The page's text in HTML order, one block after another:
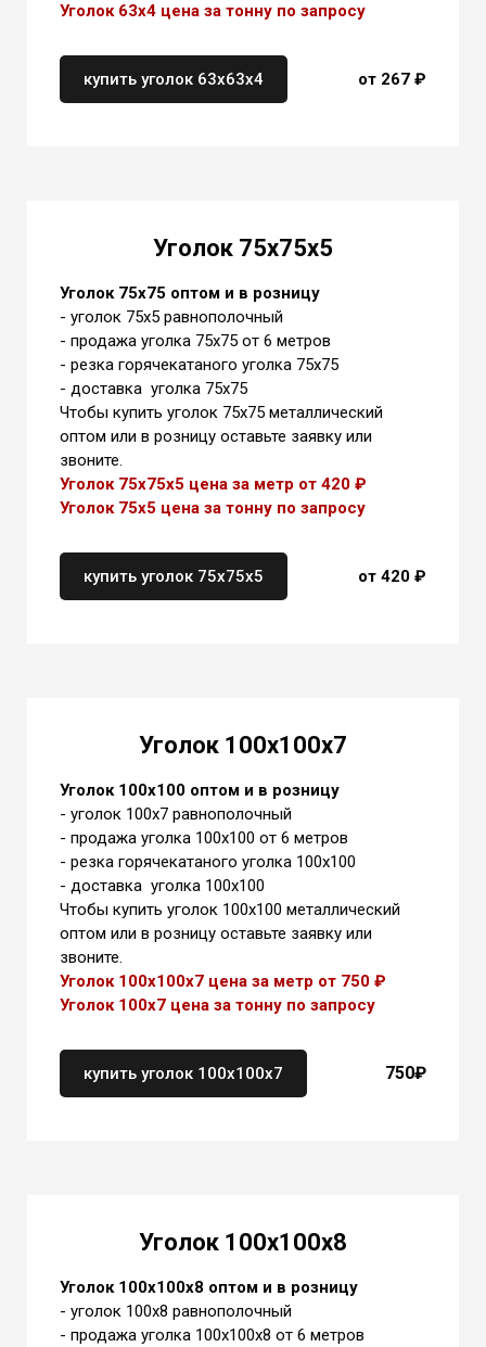
Уголок 63х4 цена за тонну по запросу
купить уголок 63х63х4 от 267 ₽
Уголок 75х75х5
Уголок 75х75 оптом и в розницу
- уголок 75х5 равнополочный
- продажа уголка 75х75 от 6 метров
- резка горячекатаного уголка 75х75
- доставка уголка 75х75
Чтобы купить уголок 75х75 металлический
оптом или в розницу оставьте заявку или
звоните.
Уголок 75х75х5 цена за метр от 420 ₽
Уголок 75х5 цена за тонну по запросу
купить уголок 75х75х5 от 420 ₽
Уголок 100х100х7
Уголок 100х100 оптом и в розницу
- уголок 100х7 равнополочный
- продажа уголка 100х100 от 6 метров
- резка горячекатаного уголка 100х100
- доставка уголка 100х100
Чтобы купить уголок 100х100 металлический
оптом или в розницу оставьте заявку или
звоните.
Уголок 100х100х7 цена за метр от 750 ₽
Уголок 100х7 цена за тонну по запросу
купить уголок 100х100х7 750₽
Уголок 100х100х8
Уголок 100х100х8 оптом и в розницу
- уголок 100х8 равнополочный
- продажа уголка 100х100х8 от 6 метров